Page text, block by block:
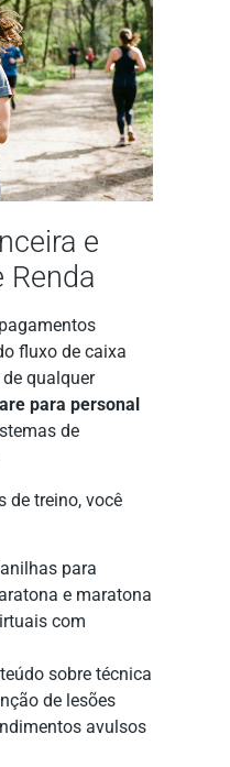
e
Renda
fluxo de caixa
qualquer
para personal
de
de treino, você
para
e maratona
com
sobre técnica
de lesões
avulsos